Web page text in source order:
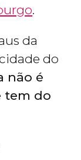
.
da
do
não é
tem do